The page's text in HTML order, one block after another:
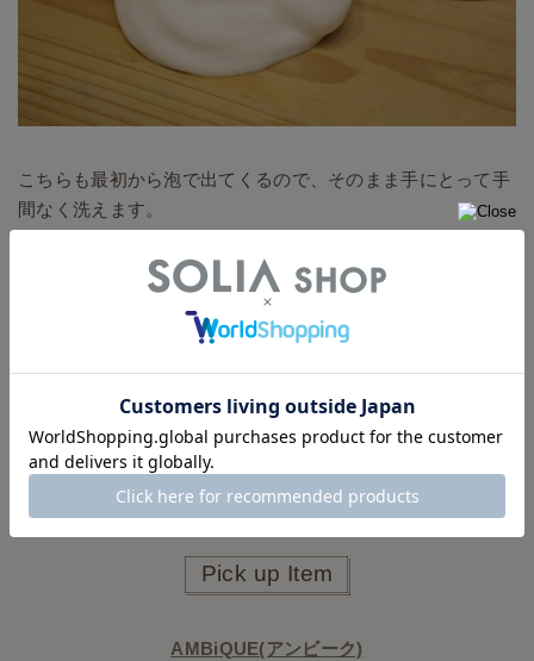
こちらも最初から泡で出てくるので、そのまま手にとって手
間なく洗えます。
アンビークの炭酸シャンプー
はこんな方におすすめ
・頭皮の乾燥やべたつきが気になる
・頭皮の不快臭が気になる
・メントールの冷涼感でリフレッシュしたい
Pick up Item
AMBiQUE(アンビーク)